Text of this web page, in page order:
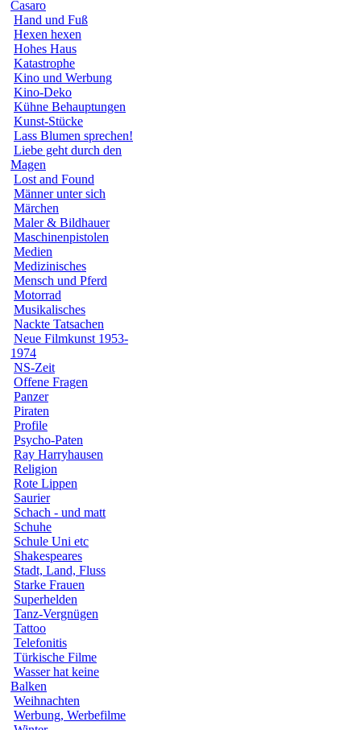
Casaro
Hand und Fuß
Hexen hexen
Hohes Haus
Katastrophe
Kino und Werbung
Kino-Deko
Kühne Behauptungen
Kunst-Stücke
Lass Blumen sprechen!
Liebe geht durch den
Magen
Lost and Found
Männer unter sich
Märchen
Maler & Bildhauer
Maschinenpistolen
Medien
Medizinisches
Mensch und Pferd
Motorrad
Musikalisches
Nackte Tatsachen
Neue Filmkunst 1953-
1974
NS-Zeit
Offene Fragen
Panzer
Piraten
Profile
Psycho-Paten
Ray Harryhausen
Religion
Rote Lippen
Saurier
Schach - und matt
Schuhe
Schule Uni etc
Shakespeares
Stadt, Land, Fluss
Starke Frauen
Superhelden
Tanz-Vergnügen
Tattoo
Telefonitis
Türkische Filme
Wasser hat keine
Balken
Weihnachten
Werbung, Werbefilme